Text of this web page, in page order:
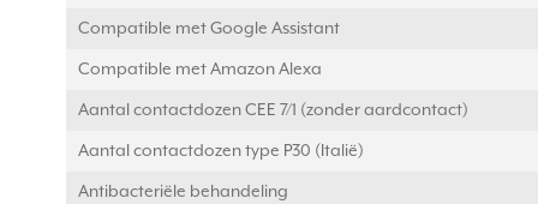
Compatible met Google Assistant
Compatible met Amazon Alexa
Aantal contactdozen CEE 7/1 (zonder aardcontact)
Aantal contactdozen type P30 (Italië)
Antibacteriële behandeling